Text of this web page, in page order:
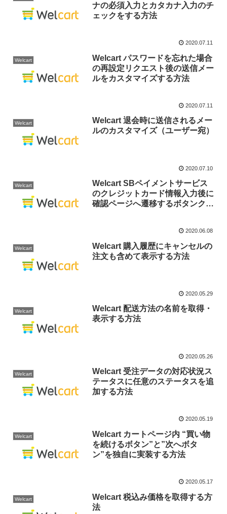
ナの必須入力とカタカナ入力のチ
ェックをする方法
2020.07.11
Welcart
Welcart パスワードを忘れた場合
の再設定リクエスト後の送信メー
ルをカスタマイズする方法
2020.07.11
Welcart
Welcart 退会時に送信されるメー
ルのカスタマイズ（ユーザー宛）
2020.07.10
Welcart
Welcart SBペイメントサービス
のクレジットカード情報入力後に
確認ページへ遷移するボタンクリ
2020.06.08
Welcart
Welcart 購入履歴にキャンセルの
注文も含めて表示する方法
2020.05.29
Welcart
Welcart 配送方法の名前を取得・
表示する方法
2020.05.26
Welcart
Welcart 受注データの対応状況ス
テータスに任意のステータスを追
加する方法
2020.05.19
Welcart
Welcart カートページ内 “買い物
を続けるボタン”と”次へボタ
ン”を独自に実装する方法
2020.05.17
Welcart
Welcart 税込み価格を取得する方
法